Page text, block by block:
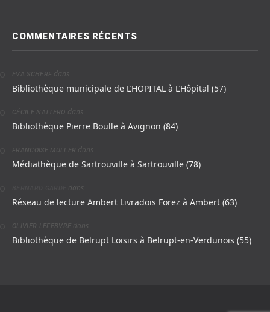
COMMENTAIRES RÉCENTS
EVA SCHERF dans
Bibliothèque municipale de L’HOPITAL à L’Hôpital (57)
CÉCILE NATTERO dans
Bibliothèque Pierre Boulle à Avignon (84)
FRANCOISE MULLER dans
Médiathèque de Sartrouville à Sartrouville (78)
dans
Réseau de lecture Ambert Livradois Forez à Ambert (63)
OLIVIER LEFEBVRE dans
Bibliothèque de Belrupt Loisirs à Belrupt-en-Verdunois (55)